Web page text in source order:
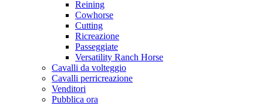
Reining
Cowhorse
Cutting
Ricreazione
Passeggiate
Versatility Ranch Horse
Cavalli da volteggio
Cavalli perricreazione
Venditori
Pubblica ora